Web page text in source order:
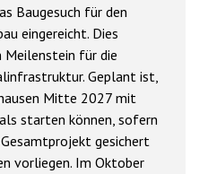
Baugesuch für den
eingereicht. Dies
Meilenstein für die
Geplant ist,
Mitte 2027 mit
starten können, sofern
gesichert
vorliegen. Im Oktober